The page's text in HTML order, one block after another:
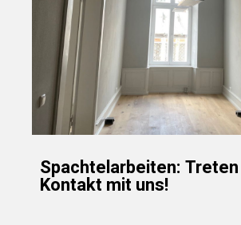
Spachtelarbeiten:
Kontakt mit uns!